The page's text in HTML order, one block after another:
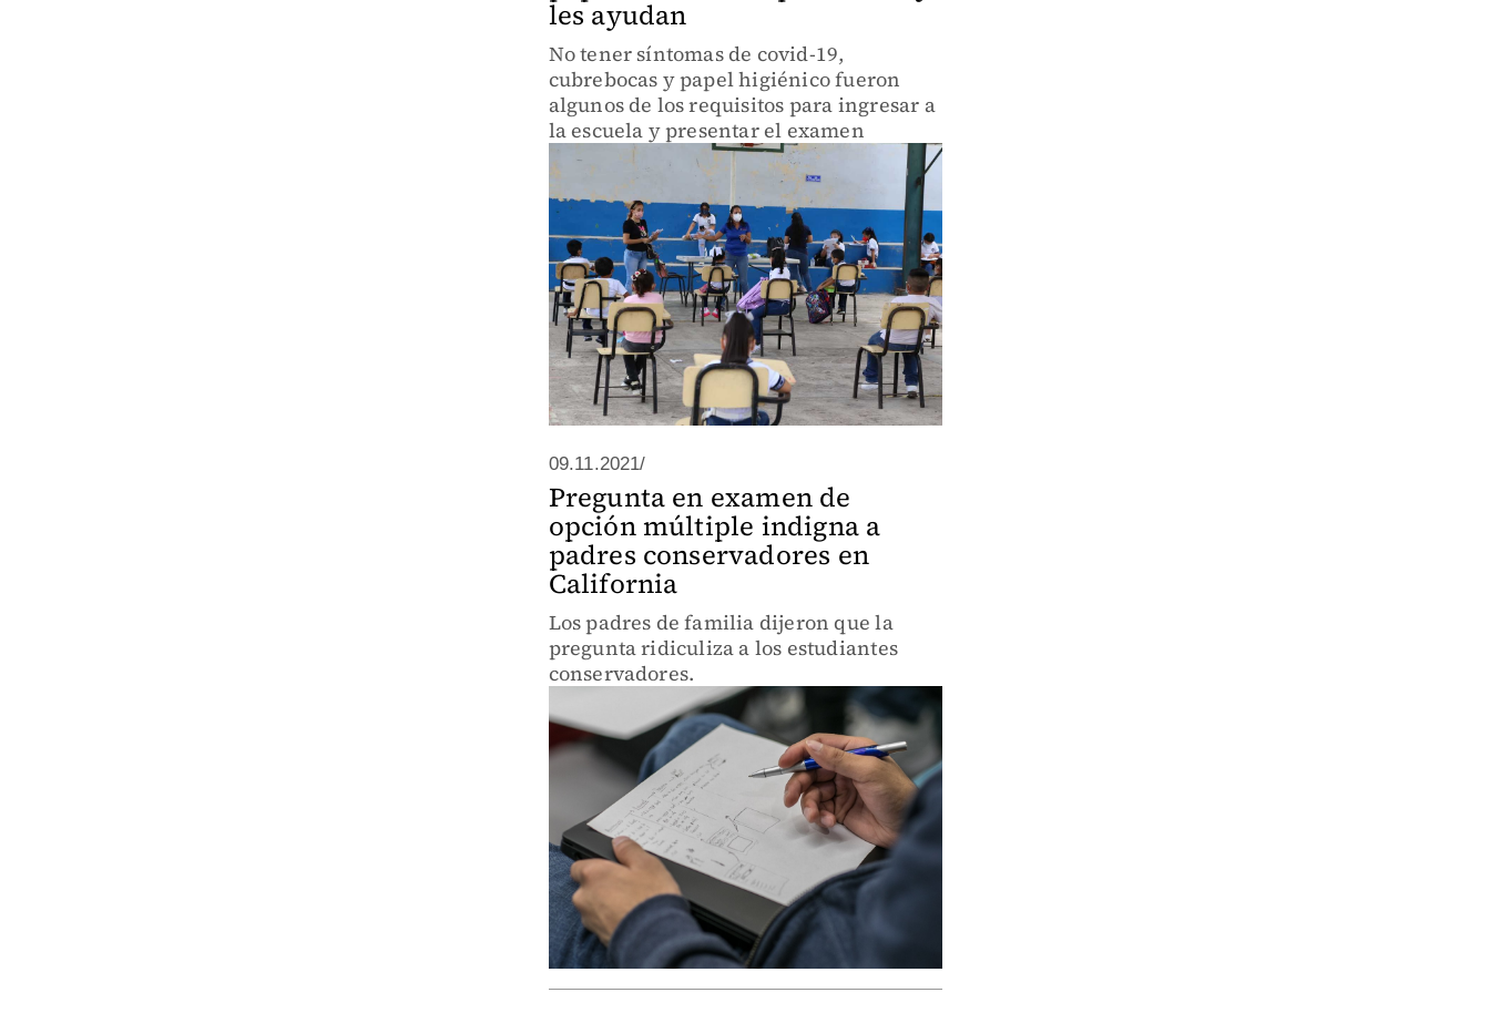
les ayudan
No tener síntomas de covid-19,
cubrebocas y papel higiénico fueron
algunos de los requisitos para ingresar a
la escuela y presentar el examen
09.11.2021/
Pregunta en examen de
opción múltiple indigna a
padres conservadores en
California
Los padres de familia dijeron que la
pregunta ridiculiza a los estudiantes
conservadores.